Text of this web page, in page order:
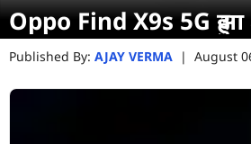
Oppo Find X9s 5G
Published By: AJAY VERMA | August